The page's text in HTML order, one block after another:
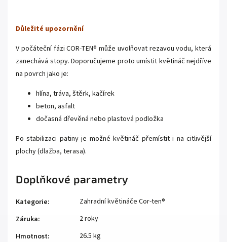
Důležité upozornění
V počáteční fázi COR-TEN® může uvolňovat rezavou vodu, která
zanechává stopy. Doporučujeme proto umístit květináč nejdříve
na povrch jako je:
hlína, tráva, štěrk, kačírek
beton, asfalt
dočasná dřevěná nebo plastová podložka
Po stabilizaci patiny je možné květináč přemístit i na citlivější
plochy (dlažba, terasa).
Doplňkové parametry
Kategorie:
Zahradní květináče Cor-ten®
Záruka:
2 roky
Hmotnost: 26.5 kg